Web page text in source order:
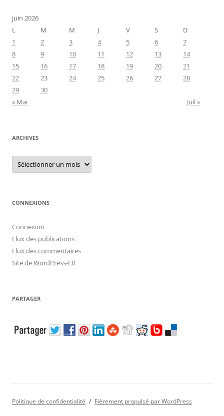
juin 2026
L
M M J V S
D
1
2 3 4 5 6
7
8
9 10 11 12 13
14
15
16 17 18 19 20
21
22
23 24 25 26 27
28
29
30
« Mai
Juil »
ARCHIVES
Archives
CONNEXIONS
Connexion
Flux des publications
Flux des commentaires
Site de WordPress-FR
PARTAGER
Politique de confidentialité Fièrement propulsé par WordPress